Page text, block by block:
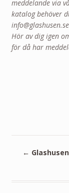
meddelande via
katalog behöver
info@glashusen.se
Hör av dig igen
för då har
←